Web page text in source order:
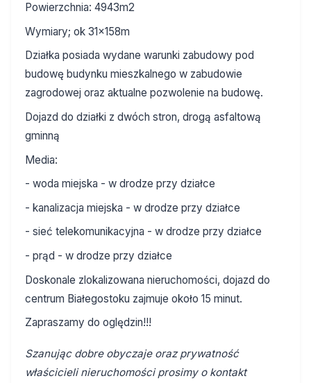
Powierzchnia: 4943m2
Wymiary; ok 31x158m
Działka posiada wydane warunki zabudowy pod
budowę budynku mieszkalnego w zabudowie
zagrodowej oraz aktualne pozwolenie na budowę.
Dojazd do działki z dwóch stron, drogą asfaltową
gminną
Media:
- woda miejska - w drodze przy działce
- kanalizacja miejska - w drodze przy działce
- sieć telekomunikacyjna - w drodze przy działce
- prąd - w drodze przy działce
Doskonale zlokalizowana nieruchomości, dojazd do
centrum Białegostoku zajmuje około 15 minut.
Zapraszamy do oględzin!!!
Szanując dobre obyczaje oraz prywatność
właścicieli nieruchomości prosimy o kontakt